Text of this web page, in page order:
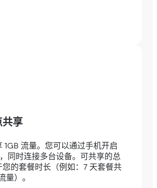
共享
1GB 流量。您可以通过手机开启
同时连接多台设备。可共享的总
您的套餐时长（例如：7 天套餐共
量）。